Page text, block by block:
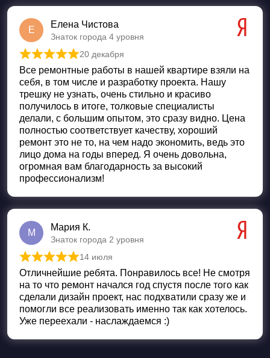
Е
Елена Чистова
Знаток города 4 уровня
Оценка из 5
20 декабря
Все ремонтные работы в нашей квартире взяли на
себя, в том числе и разработку проекта. Нашу
трешку не узнать, очень стильно и красиво
получилось в итоге, толковые специалисты
делали, с большим опытом, это сразу видно. Цена
полностью соответствует качеству, хороший
ремонт это не то, на чем надо экономить, ведь это
лицо дома на годы вперед. Я очень довольна,
огромная вам благодарность за высокий
профессионализм!
М
Мария К.
Знаток города 2 уровня
Оценка
14 июля
Отличнейшие ребята. Понравилось все! Не смотря
на то что ремонт начался год спустя после того как
сделали дизайн проект, нас подхватили сразу же и
помогли все реализовать именно так как хотелось.
Уже переехали - наслаждаемся :)